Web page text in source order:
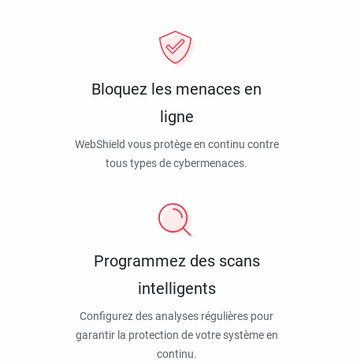
Bloquez les menaces en
ligne
WebShield vous protège en continu contre
tous types de cybermenaces.
Programmez des scans
intelligents
Configurez des analyses régulières pour
garantir la protection de votre système en
continu.